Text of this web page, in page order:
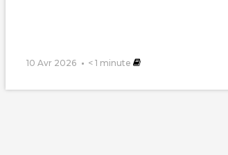
10 Avr 2026 < 1 minute